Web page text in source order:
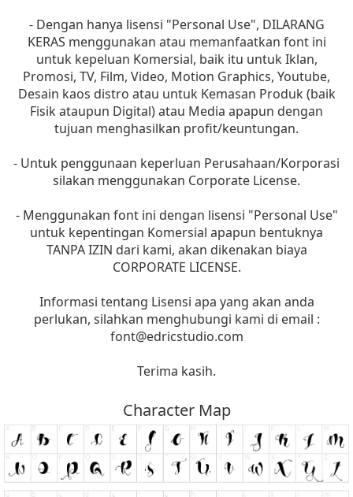
- Dengan hanya lisensi "Personal Use", DILARANG
KERAS menggunakan atau memanfaatkan font ini
untuk kepeluan Komersial, baik itu untuk Iklan,
Promosi, TV, Film, Video, Motion Graphics, Youtube,
Desain kaos distro atau untuk Kemasan Produk (baik
Fisik ataupun Digital) atau Media apapun dengan
tujuan menghasilkan profit/keuntungan.
- Untuk penggunaan keperluan Perusahaan/Korporasi
silakan menggunakan Corporate License.
- Menggunakan font ini dengan lisensi "Personal Use"
untuk kepentingan Komersial apapun bentuknya
TANPA IZIN dari kami, akan dikenakan biaya
CORPORATE LICENSE.
Informasi tentang Lisensi apa yang akan anda
perlukan, silahkan menghubungi kami di email :
font@edricstudio.com
Terima kasih.
Character Map